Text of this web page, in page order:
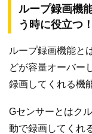
ループ録画機
う時に役立つ！
ループ録画機能と
どが容量オーバー
録画してくれる機
Gセンサーとはク
動で録画してくれ